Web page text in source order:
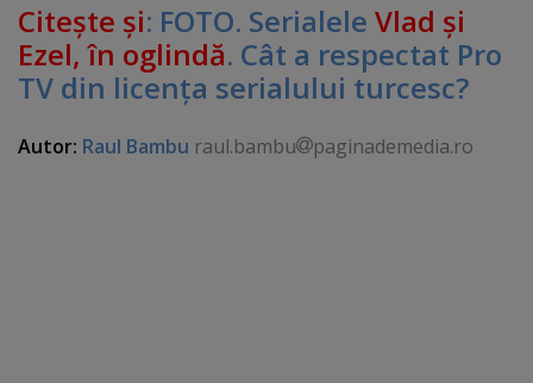
Citeşte şi: FOTO. Serialele Vlad şi
Ezel, în oglindă. Cât a respectat Pro
TV din licenţa serialului turcesc?
Autor: Raul Bambu raul.bambu paginademedia.ro